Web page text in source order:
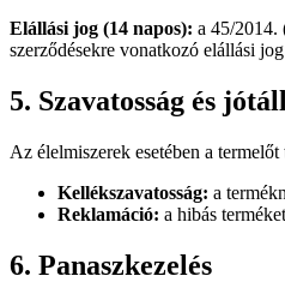
Elállási jog (14 napos): a 45/2014.
szerződésekre vonatkozó elállási
5. Szavatosság és
Az élelmiszerek esetében a
Kellékszavatosság: a
Reklamáció: a hibás
6. Panaszkezelés